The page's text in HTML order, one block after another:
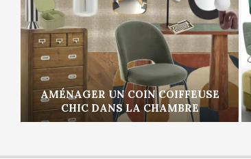
AMÉNAGER UN COIN COIFFEUSE
CHIC DANS LA CHAMBRE